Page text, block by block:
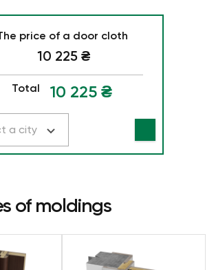
price of a door cloth
10 225 ₴
Total 10 225 ₴
a city
of moldings